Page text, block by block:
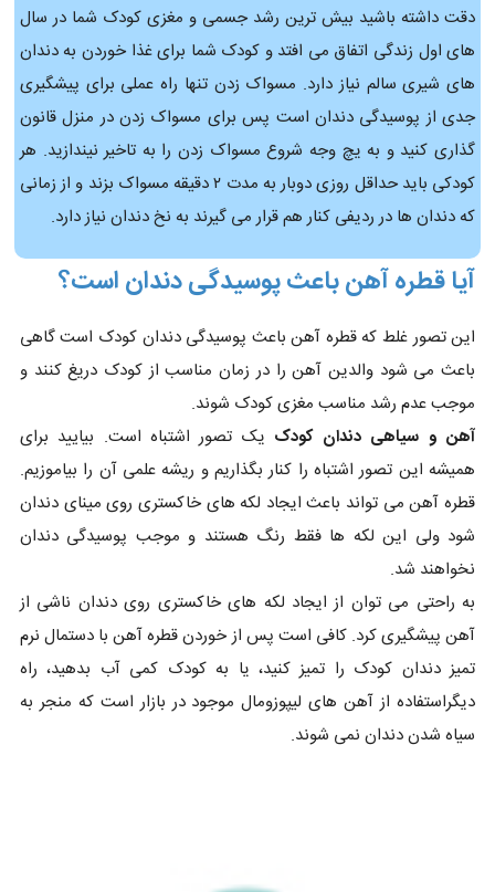
دقت داشته باشید بیش ترین رشد جسمی و مغزی کودک شما در سال
های اول زندگی اتفاق می افتد و کودک شما برای غذا خوردن به دندان
های شیری سالم نیاز دارد. مسواک زدن تنها راه عملی برای پیشگیری
جدی از پوسیدگی دندان است پس برای مسواک زدن در منزل قانون
گذاری کنید و به یچ وجه شروع مسواک زدن را به تاخیر نیندازید. هر
کودکی باید حداقل روزی دوبار به مدت ۲ دقیقه مسواک بزند و از زمانی
که دندان ها در ردیفی کنار هم قرار می گیرند به نخ دندان نیاز دارد.
آیا قطره آهن باعث پوسیدگی دندان است؟
این تصور غلط که قطره آهن باعث پوسیدگی دندان کودک است گاهی
باعث می شود والدین آهن را در زمان مناسب از کودک دریغ کنند و
موجب عدم رشد مناسب مغزی کودک شوند.
آهن و سیاهی دندان کودک یک تصور اشتباه است. بیایید برای
همیشه این تصور اشتباه را کنار بگذاریم و ریشه علمی آن را بیاموزیم.
قطره آهن می تواند باعث ایجاد لکه های خاکستری روی مینای دندان
شود ولی این لکه ها فقط رنگ هستند و موجب پوسیدگی دندان
نخواهند شد.
به راحتی می توان از ایجاد لکه های خاکستری روی دندان ناشی از
آهن پیشگیری کرد. کافی است پس از خوردن قطره آهن با دستمال نرم
تمیز دندان کودک را تمیز کنید، یا به کودک کمی آب بدهید، راه
دیگراستفاده از آهن های لیپوزومال موجود در بازار است که منجر به
سیاه شدن دندان نمی شوند.